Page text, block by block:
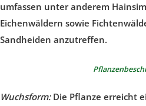
umfassen unter anderem
Eichenwäldern sowie
Sandheiden anzutreffen.
Wuchsform:Die Pflanze erreicht